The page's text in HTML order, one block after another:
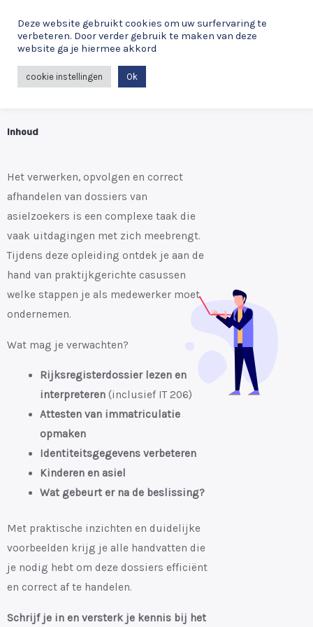
Asiel - Verwerken, opvolgen en
doorgronden van dossiers
Spreker(s)
Delphine De Neve
Inhoud
Het verwerken, opvolgen en correct
afhandelen van dossiers van
asielzoekers is een complexe taak die
vaak uitdagingen met zich meebrengt.
Tijdens deze opleiding ontdek je aan de
hand van praktijkgerichte casussen
welke stappen je als medewerker moet
ondernemen.
Wat mag je verwachten?
Rijksregisterdossier lezen en
interpreteren (inclusief IT 206)
Attesten van immatriculatie
opmaken
Identiteitsgegevens verbeteren
Kinderen en asiel
Wat gebeurt er na de beslissing?
Met praktische inzichten en duidelijke
voorbeelden krijg je alle handvatten die
je nodig hebt om deze dossiers efficiënt
en correct af te handelen.
Schrijf je in en versterk je kennis bij het
Deze website gebruikt cookies om uw surfervaring te
verbeteren. Door verder gebruik te maken van deze
website ga je hiermee akkord
cookie instellingen Ok